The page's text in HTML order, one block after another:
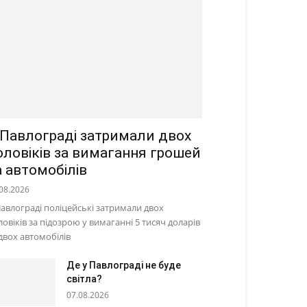
затримали двох
за вимагання грошей
автомобілів
поліцейські затримали двох
за підозрою у вимаганні 5 тисяч доларів
автомобілів
Де у Павлограді не буде
світла?
07.08.2026